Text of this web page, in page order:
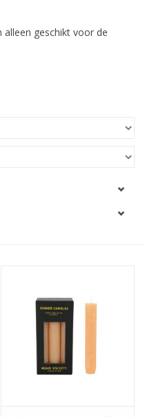
alleen geschikt voor de